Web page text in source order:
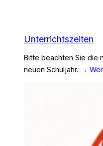
Unterrichtszeiten
Bitte beachten Sie die
neuen Schuljahr. →